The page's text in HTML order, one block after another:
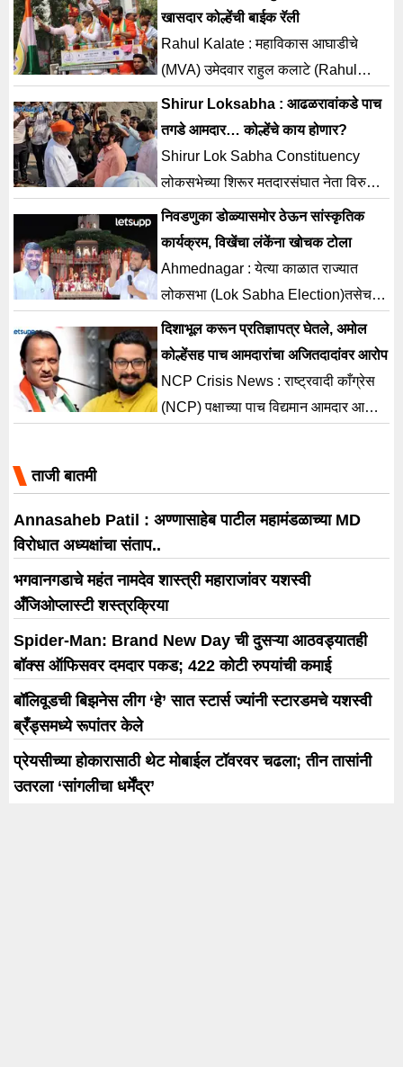
यश मिळाले आहे.
खासदार कोल्हेंची बाईक रॅली
Rahul Kalate : महाविकास आघाडीचे
(MVA) उमेदवार राहुल कलाटे (Rahul
Kalate) यांच्या प्रचारार्थ संसदरत्न खासदार
अमोल कोल्हे (Amol Kolhe)
Shirur Loksabha : आढळरावांकडे पाच
तगडे आमदार… कोल्हेंचे काय होणार?
Shirur Lok Sabha Constituency
लोकसभेच्या शिरूर मतदारसंघात नेता विरुद्ध
अभिनेता अशी लढत महाराष्ट्राला माहिती
झाली आहे. राष्ट्रवादी काॅंग्रेसच्या अजित
पवार गटाकडून शिवाजीराव आढळराव पाटील
(Shivajirao Adhalrao Patil) विरुद्ध
शरद पवार गटाकडून अमोल कोल्हे (Amol
Kolhe) यांच्यातील सामना आता रंगतदार
परिस्थितीत आला आहे. आढळराव यांनी
ठरलेल्या रणनीतीनुसार शिवसेनेतून
राष्ट्रवादीत प्रवेश केला. ज्या घड्याळाविरुद्ध
निवडणुका डोळ्यासमोर ठेऊन सांस्कृतिक
कार्यक्रम, विखेंचा लंकेंना खोचक टोला
Ahmednagar : येत्या काळात राज्यात
लोकसभा (Lok Sabha Election)तसेच
विधानसभा निवडणुका(Assembly
elections) होणार आहेत. त्याअनुषंगाने
नेतेमंडळींची धावपळ देखील सुरु झाली आहे.
यातच आमदार निलेश लंके (MLA Nilesh
Lanke)यांनी खासदार अमोल कोल्हे (MP
sambhaji mahanatya)नगर शहरात
आयोजन केले आहे. यावरुन विखे यांना
विचारण्यात […]
दिशाभूल करून प्रतिज्ञापत्र घेतले, अमोल
कोल्हेंसह पाच आमदारांचा अजितदादांवर आरोप
NCP Crisis News : राष्ट्रवादी काँग्रेस
(NCP) पक्षाच्या पाच विद्यमान आमदार आणि
अमोल कोल्हे (MP Amol Kolhe) यांचेही
झाले आहे. मात्र आपली दिशाभूल करून
आपल्याकडून प्रतिज्ञापत्र घेतल्याचे कोल्हे
यांनी म्हटले आहे. त्यामुळे राष्ट्रवादीचे हे […]
ताजी बातमी
Annasaheb Patil : अण्णासाहेब पाटील महामंडळाच्या MD
विरोधात अध्यक्षांचा संताप..
भगवानगडाचे महंत नामदेव शास्त्री महाराजांवर यशस्वी
अँजिओप्लास्टी शस्त्रक्रिया
Spider-Man: Brand New Day ची दुसऱ्या आठवड्यातही
बॉक्स ऑफिसवर दमदार पकड; 422 कोटी रुपयांची कमाई
बॉलिवूडची बिझनेस लीग ‘हे’ सात स्टार्स ज्यांनी स्टारडमचे यशस्वी
ब्रँड्समध्ये रूपांतर केले
प्रेयसीच्या होकारासाठी थेट मोबाईल टॉवरवर चढला; तीन तासांनी
उतरला ‘सांगलीचा धर्मेंद्र’